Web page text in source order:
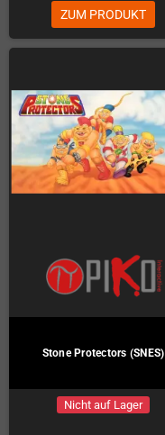
ZUM PRODUKT
Stone Protectors (SNES)
Nicht auf Lager